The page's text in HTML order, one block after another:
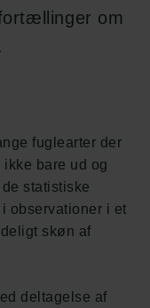
om
fuglearter der
ikke bare ud og
statistiske
observationer i et
skøn af
deltagelse af